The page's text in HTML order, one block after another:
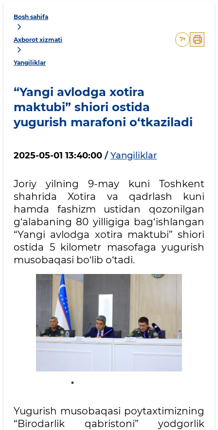
Bosh sahifa
Axborot xizmati
Yangiliklar
7+
“Yangi avlodga xotira
maktubi” shiori ostida
yugurish marafoni o‘tkaziladi
2025-05-01 13:40:00 / Yangiliklar
Joriy yilning 9-may kuni Toshkent
shahrida Xotira va qadrlash kuni
hamda fashizm ustidan qozonilgan
g‘alabaning 80 yilligiga bag‘ishlangan
“Yangi avlodga xotira maktubi” shiori
ostida 5 kilometr masofaga yugurish
musobaqasi bo‘lib o‘tadi.
Yugurish musobaqasi poytaxtimizning
“Birodarlik qabristoni” yodgorlik